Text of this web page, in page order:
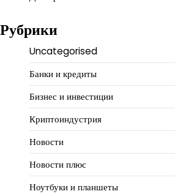
Рубрики
Uncategorised
Банки и кредиты
Бизнес и инвестиции
Криптоиндустрия
Новости
Новости плюс
Ноутбуки и планшеты